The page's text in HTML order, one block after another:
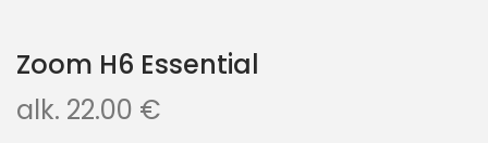
Zoom H6 Essential
alk. 22.00 €